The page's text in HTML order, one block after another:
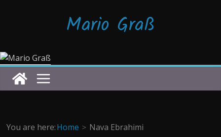
Mario Graß
You are here:Home Nava Ebrahimi